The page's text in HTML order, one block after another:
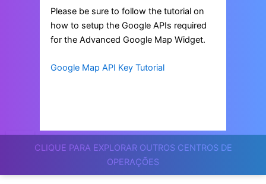
CLIQUE PARA EXPLORAR OUTROS CENTROS DE
OPERAÇÕES
Please be sure to follow the tutorial on
how to setup the Google APIs required
for the Advanced Google Map Widget.
Google Map API Key Tutorial